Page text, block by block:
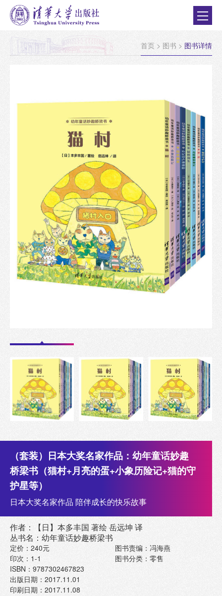
首页 > 图书 > 图书详情
（套装）日本大奖名家作品：幼年童话妙趣
桥梁书（猫村+月亮的蛋+小象历险记+猫的守
护星等）
日本大奖名家作品 陪伴成长的快乐故事
作者：【日】本多丰国 著绘 岳远坤 译
丛书名：幼年童话妙趣桥梁书
定价：240元
印次：1-1
ISBN：9787302467823
出版日期：2017.11.01
印刷日期：2017.11.08
图书责编：冯海燕
图书分类：零售